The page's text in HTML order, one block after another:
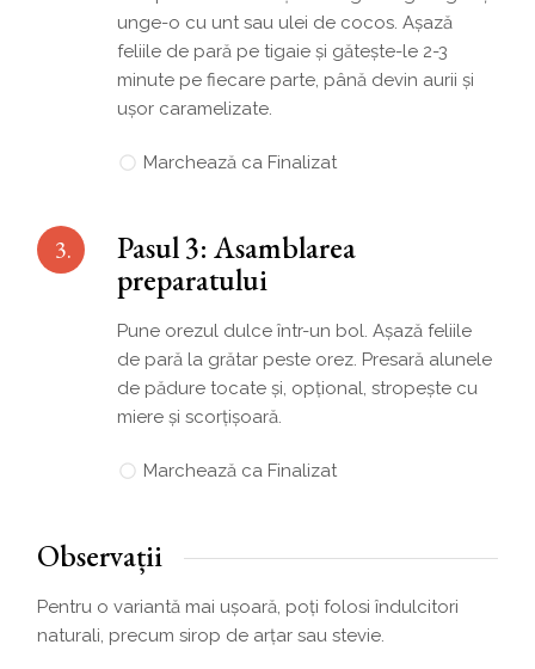
unge-o cu unt sau ulei de cocos. Așază
feliile de pară pe tigaie și gătește-le 2-3
minute pe fiecare parte, până devin aurii și
ușor caramelizate.
Marchează ca Finalizat
3.
Pasul 3: Asamblarea
preparatului
Pune orezul dulce într-un bol. Așază feliile
de pară la grătar peste orez. Presară alunele
de pădure tocate și, opțional, stropește cu
miere și scorțișoară.
Marchează ca Finalizat
Observații
Pentru o variantă mai ușoară, poți folosi îndulcitori
naturali, precum sirop de arțar sau stevie.